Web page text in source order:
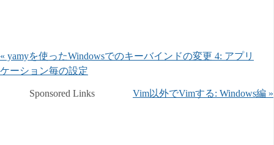
« yamyを使ったWindowsでのキーバインドの変更 4: アプリ
ケーション毎の設定
Vim以外でVimする: Windows編 »
Sponsored Links